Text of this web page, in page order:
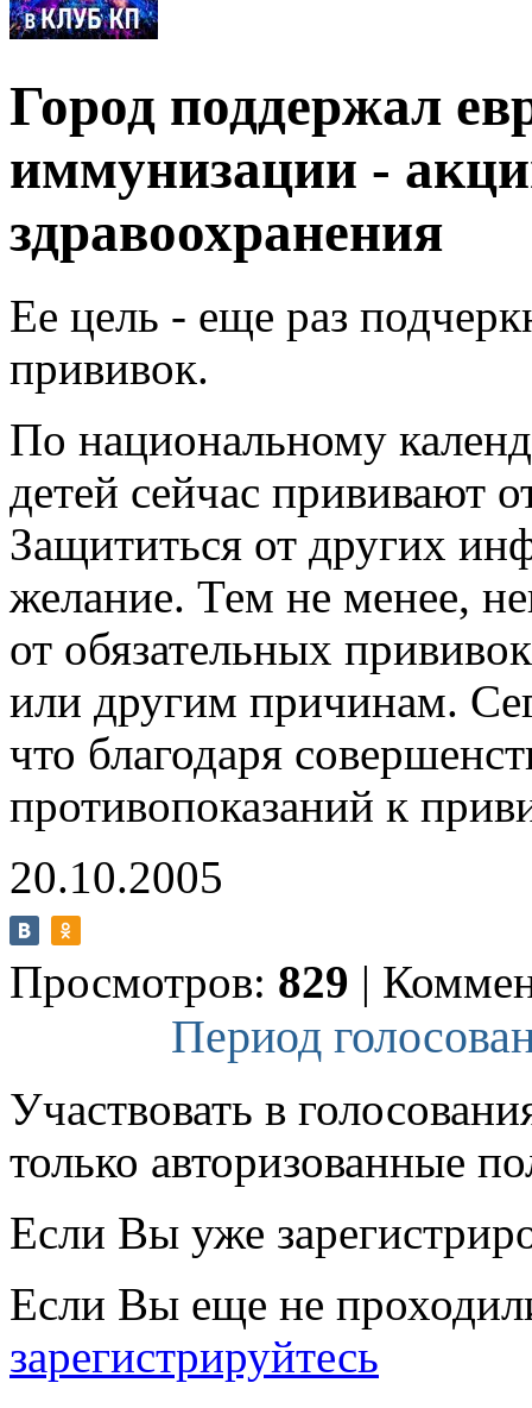
Город поддержал
иммунизации -
здравоохранения
Ее цель - еще раз
прививок.
По национальному
детей сейчас прививают
Защититься от других
желание. Тем не менее,
от обязательных
или другим причинам.
что благодаря
противопоказаний к
20.10.2005
Просмотров: 829 |
Период
Участвовать в
только авторизованные
Если Вы уже
Если Вы еще не
зарегистрируйтесь